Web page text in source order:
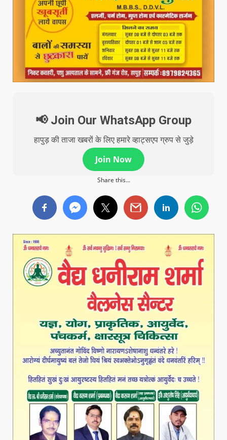
📢 Join Our WhatsApp Group
हापुड़ की ताजा खबरों के लिए हमारे व्हाट्सएप ग्रुप से जुड़े
Join Now
Share this...